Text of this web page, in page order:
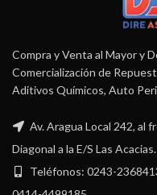
Compra y Venta al Mayor y
Comercialización de
Aditivos Químicos, Auto
Av. Aragua Local 242, al
Diagonal a la E/S Las Acacias.
Teléfonos: 0243-